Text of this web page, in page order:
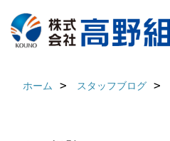
ホーム スタッフブログ